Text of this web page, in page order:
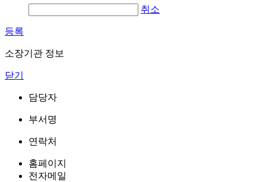
취소
등록
소장기관 정보
닫기
담당자
부서명
연락처
홈페이지
전자메일